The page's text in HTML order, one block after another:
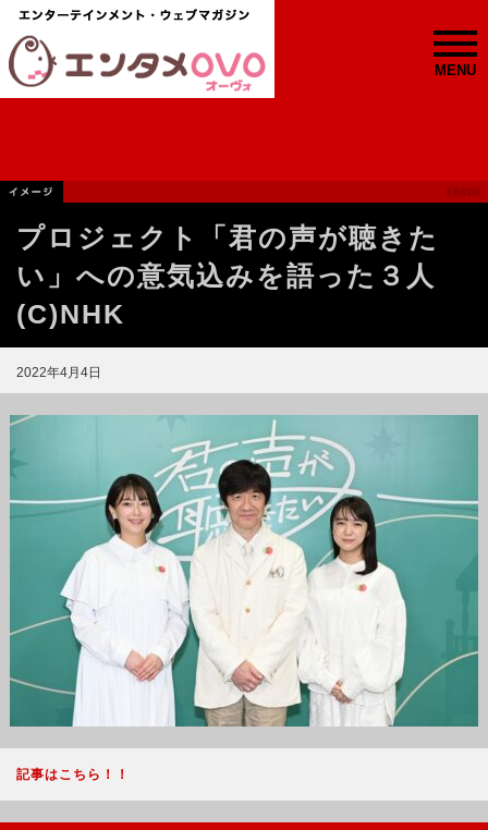
MENU
プロジェクト「君の声が聴きた
い」への意気込みを語った３人
(C)NHK
2022年4月4日
記事はこちら！！